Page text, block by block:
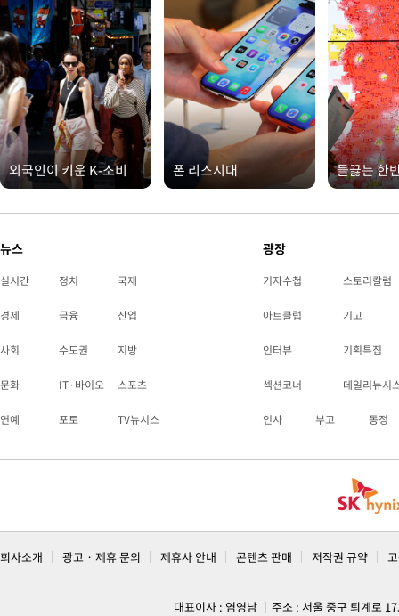
외국인이 키운 K-소비 폰 리스시대 들끓는 한
뉴스
실시간 정치 국제
경제 금융 산업
사회 수도권 지방
문화 IT·바이오 스포츠
연예 포토 TV뉴시스
광장
기자수첩 스토리칼럼
아트클럽 기고
인터뷰 기획특집
섹션코너 데일리뉴시
인사 부고 동정
회사소개 광고 · 제휴 문의 제휴사 안내 콘텐츠 판매 저작권 규약
대표이사 : 염영남
주소 : 서울 중구 퇴계로